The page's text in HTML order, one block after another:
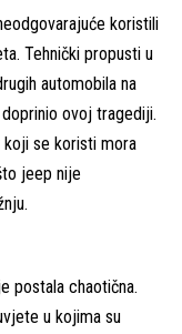
koristili
Tehnički propusti u
automobila na
ovoj tragediji.
koji se koristi mora
jeep nije
postala chaotična.
u kojima su